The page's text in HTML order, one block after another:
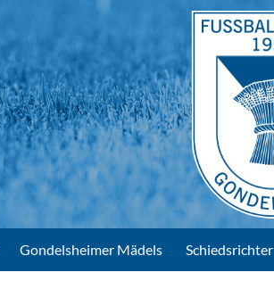
Gondelsheimer Mädels Schiedsrichter